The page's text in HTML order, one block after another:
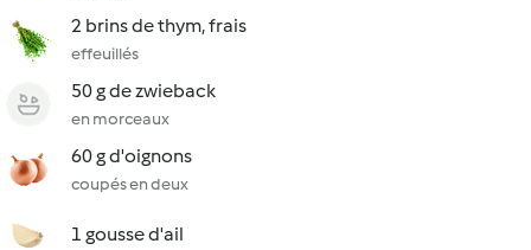
2 brins de thym, frais
effeuillés
50 g de zwieback
en morceaux
60 g d'oignons
coupés en deux
1 gousse d'ail